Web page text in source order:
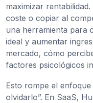
maximizar
coste o copiar al
una herramienta para
ideal y aumentar
mercado, cómo
factores psicológicos
Esto rompe el
olvidarlo”. En SaaS,